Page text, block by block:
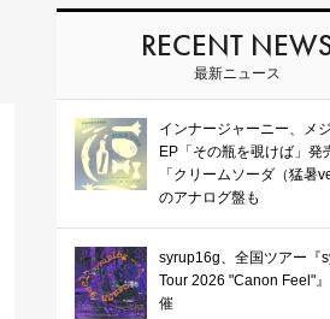
RECENT
最新ニュース
インナージャーニー、メ
EP「その瓶を覗けば」発
「クリームソーダ（猛暑
のアナログ盤も
syrup16g、全国ツアー『
Tour 2026 "Canon Feel"
催